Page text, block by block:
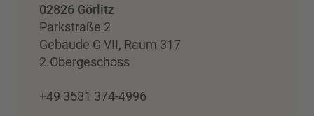
02826 Görlitz
Parkstraße 2
Gebäude G VII, Raum 317
2.Obergeschoss
+49 3581 374-4996